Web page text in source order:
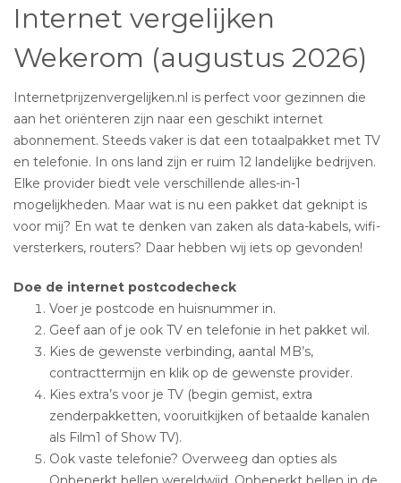
Internet vergelijken
Wekerom (augustus 2026)
Internetprijzenvergelijken.nl is perfect voor gezinnen die
aan het oriënteren zijn naar een geschikt internet
abonnement. Steeds vaker is dat een totaalpakket met TV
en telefonie. In ons land zijn er ruim 12 landelijke bedrijven.
Elke provider biedt vele verschillende alles-in-1
mogelijkheden. Maar wat is nu een pakket dat geknipt is
voor mij? En wat te denken van zaken als data-kabels, wifi-
versterkers, routers? Daar hebben wij iets op gevonden!
Doe de internet postcodecheck
Voer je postcode en huisnummer in.
Geef aan of je ook TV en telefonie in het pakket wil.
Kies de gewenste verbinding, aantal MB’s,
contracttermijn en klik op de gewenste provider.
Kies extra’s voor je TV (begin gemist, extra
zenderpakketten, vooruitkijken of betaalde kanalen
als Film1 of Show TV).
Ook vaste telefonie? Overweeg dan opties als